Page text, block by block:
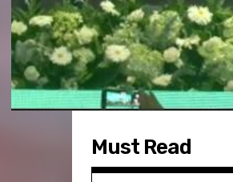
Must Read